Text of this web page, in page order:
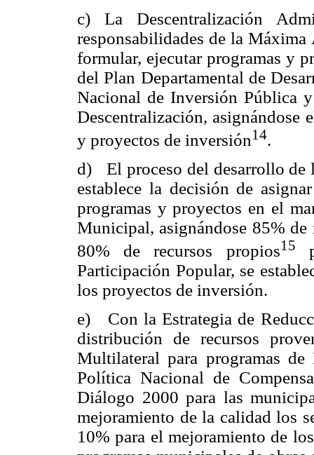
c) La Descentralización
responsabilidades de la
formular, ejecutar programas y
del Plan Departamental de
Nacional de Inversión Pública
Descentralización, asignándose
y proyectos de inversión14.
d) El proceso del desarrollo de
establece la decisión de
programas y proyectos en el
Municipal, asignándose 85%
80% de recursos propios15
Participación Popular, se
los proyectos de inversión.
e) Con la Estrategia de
distribución de recursos
Multilateral para programas
Política Nacional de
Diálogo 2000 para las
mejoramiento de la calidad los
10% para el mejoramiento de